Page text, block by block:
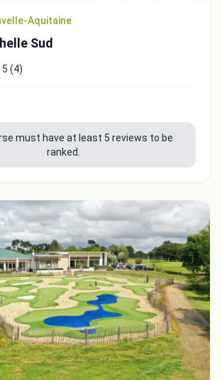
Aquitaine
Sud
(4)
must have at least 5 reviews to be
ranked.